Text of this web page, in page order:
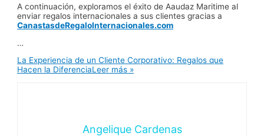
A continuación, exploramos el éxito de Aaudaz Maritime al
enviar regalos internacionales a sus clientes gracias a
CanastasdeRegaloInternacionales.com
…
La Experiencia de un Cliente Corporativo: Regalos que
Hacen la DiferenciaLeer más »
Angelique Cardenas